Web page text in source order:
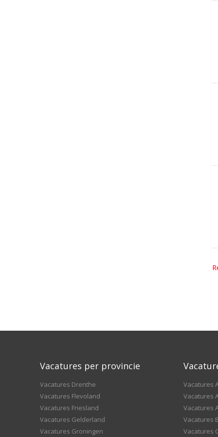
Vacatures per provincie
Vacatures Drenthe
Vacatures Flevoland
Vacatures Friesland
Vacatures Gelderland
Vacatures Groningen
Vacatures
Vacatures
Vacatures
Vacatures
Vacatures